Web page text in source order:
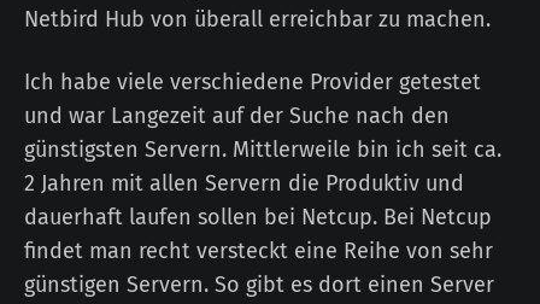
Netbird Hub von überall erreichbar zu machen.
Ich habe viele verschiedene Provider getestet
und war Langezeit auf der Suche nach den
günstigsten Servern. Mittlerweile bin ich seit ca.
2 Jahren mit allen Servern die Produktiv und
dauerhaft laufen sollen bei Netcup. Bei Netcup
findet man recht versteckt eine Reihe von sehr
günstigen Servern. So gibt es dort einen Server